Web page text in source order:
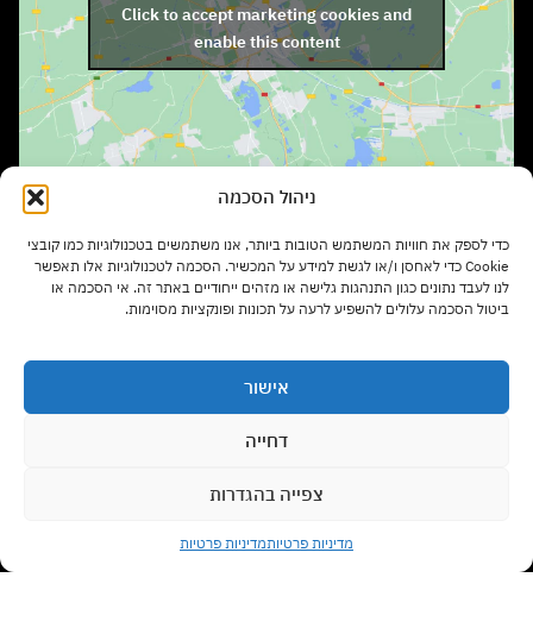
ניהול הסכמה
כדי לספק את חוויות המשתמש הטובות ביותר, אנו משתמשים בטכנולוגיות כמו קובצי
Cookie כדי לאחסן ו/או לגשת למידע על המכשיר. הסכמה לטכנולוגיות אלו תאפשר
לנו לעבד נתונים כגון התנהגות גלישה או מזהים ייחודיים באתר זה. אי הסכמה או
ביטול הסכמה עלולים להשפיע לרעה על תכונות ופונקציות מסוימות.
אישור
דחייה
צפייה בהגדרות
מדיניות פרטיותמדיניות פרטיות
Click to accept marketing cookies and
enable this content
ימים א' – ה' בשעות 9:00 – 17:00
יום ו' בשעות 9:00 – 13:00